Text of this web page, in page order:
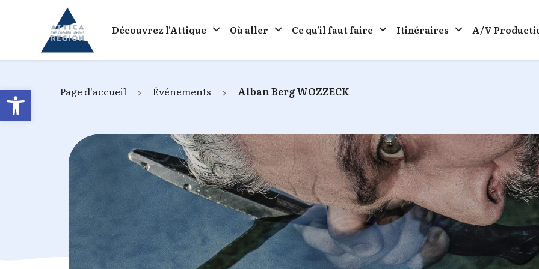
Open toolbar
Go to home
Découvrez l’Attique Où aller Ce qu’il faut faire Itinéraires A/V
Page d'accueil Événements Alban Berg WOZZECK